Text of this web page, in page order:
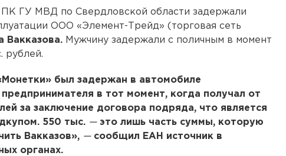
ГУ МВД по Свердловской области задержали
ООО «Элемент-Трейд» (торговая сеть
Вакказова. Мужчину задержали с поличным в момент
рублей.
был задержан в автомобиле
в тот момент, когда получал от
за заключение договора подряда, что является
550 тыс. —это лишь часть суммы, которую
Вакказов», —сообщил ЕАН источник в
органах.